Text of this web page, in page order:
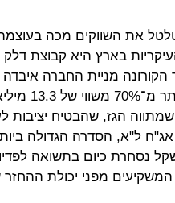
את השווקים מכה
בארץ היא קבוצת
של 3.8 מיליארד
מעט לאחר שמתווה הגז, שהבטיח
ל"א, הסדרה הגדולה
מפני יכולת ההחזר